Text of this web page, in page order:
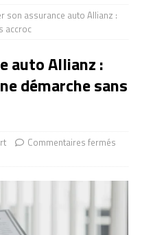
son assurance auto Allianz :
accroc
auto Allianz :
démarche sans
Commentaires fermés